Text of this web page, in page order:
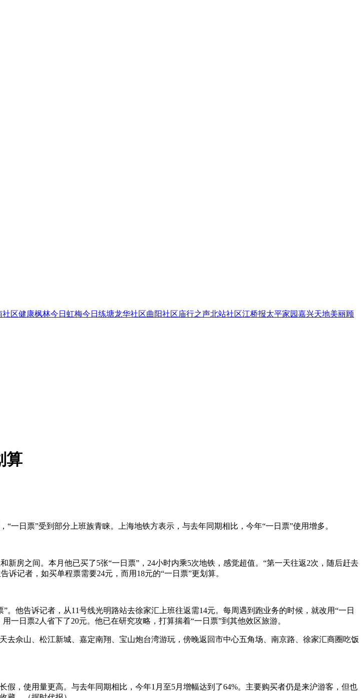
社区健康枫林今日虹梅今日练塘龙华社区曲阳社区庙行之声北站社区江桥报太平家园嘉兴天地美丽顾
算
日票”受到部分上班族青睐。上海地铁方表示，与去年同期相比，今年“一日票”使用增多。
房之间。本月他已买了5张“一日票”，24小时内乘5次地铁，感觉超值。“第一天往返2次，随后赶去
诉记者，如买单程票需要24元，而用18元的“一日票”更划算。
他告诉记者，从11号线光明路站去徐家汇上班往返需14元。每周遇到跑业务的时候，就改用“一日
一日票2人省下了20元。他已在研究攻略，打算揣着“一日票”到其他效区旅游。
佘山、松江新城、嘉定南翔、宝山炮台湾游玩，傍晚返回市中心五角场、南京路、徐家汇商圈吃饭
假，使用量更高。与去年同期相比，今年1月至5月增幅达到了64%。主要购买者仍是来沪游客，但也